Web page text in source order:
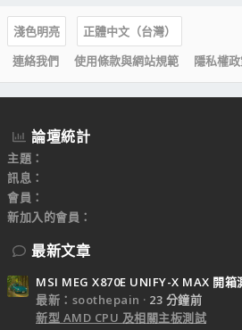
淺色明亮
正體中文（台灣）
連絡我們
使用條款與網站規範 隱私權
論壇統計
主題
訊息
會員
新加入的會員
最新文章
MSI MEG X870E UNIFY-X MAX 開
最新：soothepain
23 分鐘前
新型 AMD CPU 及相關主板測試